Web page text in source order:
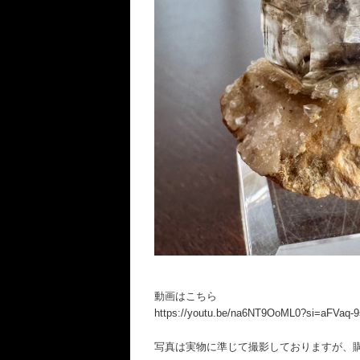
動画はこちら
https://youtu.be/na6NT9OoML0?si=aFVaq-
写真は実物に準じて撮影しておりますが、